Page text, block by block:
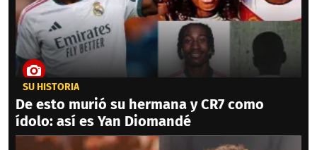
SU HISTORIA
De esto murió su hermana y CR7 como
ídolo: así es Yan Diomandé